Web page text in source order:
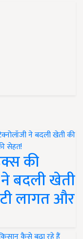
की
बदली खेती
लागत और